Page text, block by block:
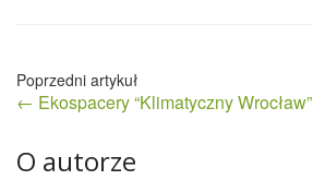
Nawigacja
wpisu
← Ekospacery “Klimatyczny Wrocław”
O autorze